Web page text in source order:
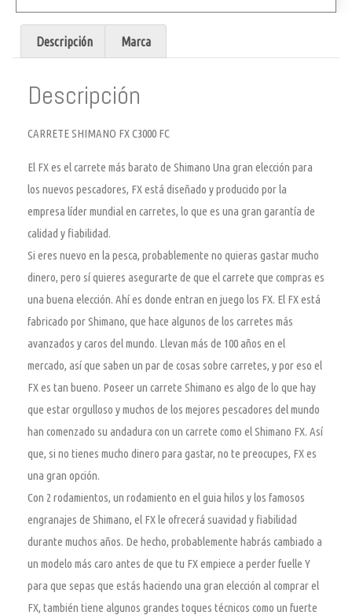
Descripción Marca
Descripción
CARRETE SHIMANO FX C3000 FC
El FX es el carrete más barato de Shimano Una gran elección para
los nuevos pescadores, FX está diseñado y producido por la
empresa líder mundial en carretes, lo que es una gran garantía de
calidad y fiabilidad.
Si eres nuevo en la pesca, probablemente no quieras gastar mucho
dinero, pero sí quieres asegurarte de que el carrete que compras es
una buena elección. Ahí es donde entran en juego los FX. El FX está
fabricado por Shimano, que hace algunos de los carretes más
avanzados y caros del mundo. Llevan más de 100 años en el
mercado, así que saben un par de cosas sobre carretes, y por eso el
FX es tan bueno. Poseer un carrete Shimano es algo de lo que hay
que estar orgulloso y muchos de los mejores pescadores del mundo
han comenzado su andadura con un carrete como el Shimano FX. Así
que, si no tienes mucho dinero para gastar, no te preocupes, FX es
una gran opción.
Con 2 rodamientos, un rodamiento en el guia hilos y los famosos
engranajes de Shimano, el FX le ofrecerá suavidad y fiabilidad
durante muchos años. De hecho, probablemente habrás cambiado a
un modelo más caro antes de que tu FX empiece a perder fuelle Y
para que sepas que estás haciendo una gran elección al comprar el
FX, también tiene algunos grandes toques técnicos como un fuerte